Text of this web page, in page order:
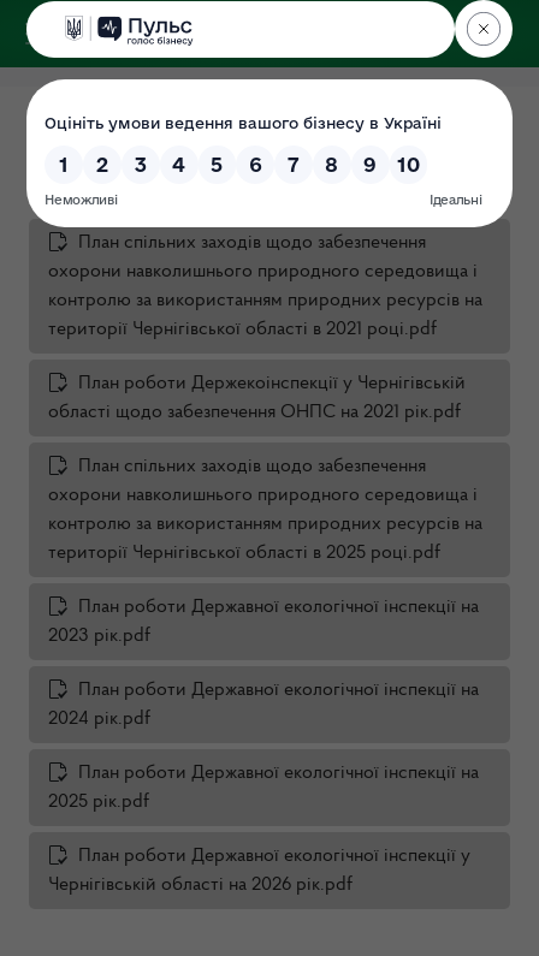
ДЕРЖЕКОІНСПЕКЦІЯ
у Чернігівській області
Плани роботи
План спільних заходів щодо забезпечення
охорони навколишнього природного середовища і
контролю за використанням природних ресурсів на
території Чернігівської області в 2021 році.pdf
План роботи Держекоінспекції у Чернігівській
області щодо забезпечення ОНПС на 2021 рік.pdf
План спільних заходів щодо забезпечення
охорони навколишнього природного середовища і
контролю за використанням природних ресурсів на
території Чернігівської області в 2025 році.pdf
План роботи Державної екологічної інспекції на
2023 рік.pdf
План роботи Державної екологічної інспекції на
2024 рік.pdf
План роботи Державної екологічної інспекції на
2025 рік.pdf
План роботи Державної екологічної інспекції у
Чернігівській області на 2026 рік.pdf